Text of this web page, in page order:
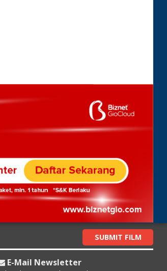
SUBMIT FILM
E-Mail Newsletter